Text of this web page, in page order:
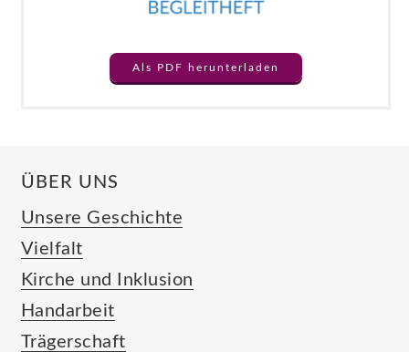
Als PDF herunterladen
ÜBER UNS
Unsere Geschichte
Vielfalt
Kirche und Inklusion
Handarbeit
Trägerschaft